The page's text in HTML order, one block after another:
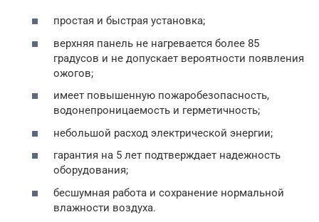
простая и быстрая установка;
верхняя панель не нагревается более 85
градусов и не допускает вероятности появления
ожогов;
имеет повышенную пожаробезопасность,
водонепроницаемость и герметичность;
небольшой расход электрической энергии;
гарантия на 5 лет подтверждает надежность
оборудования;
бесшумная работа и сохранение нормальной
влажности воздуха.